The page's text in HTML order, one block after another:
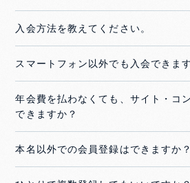
入会方法を教えてください。
スマートフォン以外でも入会できま
年会費を払わなくても、サイト・コ
できますか？
本名以外での会員登録はできますか？